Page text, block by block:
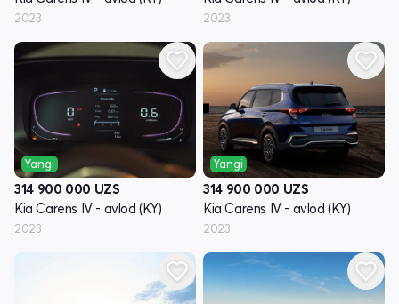
2023 2023
Yangi
314 900 000 UZS
Kia Carens IV - avlod (KY)
2023
Yangi
314 900 000 UZS
Kia Carens IV - avlod (KY)
2023